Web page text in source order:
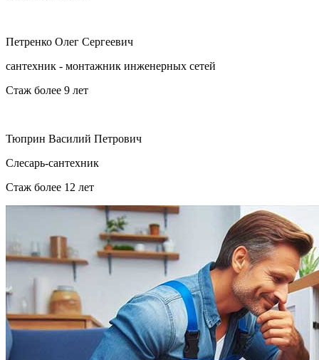
Петренко Олег Сергеевич
сантехник - монтажник инженерных сетей
Стаж более 9 лет
Тюприн Василий Петрович
Слесарь-сантехник
Стаж более 12 лет